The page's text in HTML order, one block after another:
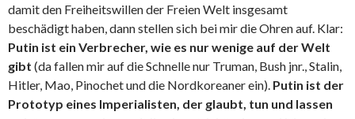
damit den Freiheitswillen der Freien Welt insgesamt
beschädigt haben, dann stellen sich bei mir die Ohren auf. Klar:
Putin ist ein Verbrecher, wie es nur wenige auf der Welt
gibt (da fallen mir auf die Schnelle nur Truman, Bush jnr., Stalin,
Hitler, Mao, Pinochet und die Nordkoreaner ein). Putin ist der
Prototyp eines Imperialisten, der glaubt, tun und lassen